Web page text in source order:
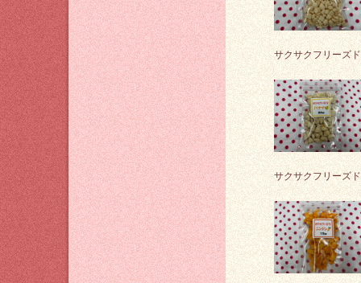
サクサクフリーズ
サクサクフリーズ